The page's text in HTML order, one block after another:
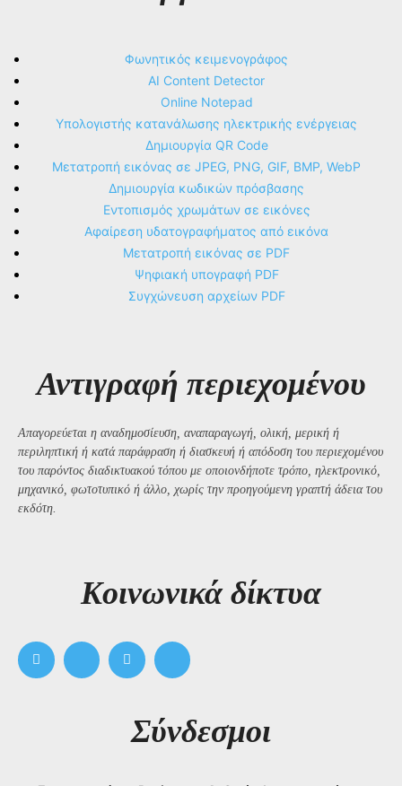
Φωνητικός κειμενογράφος
AI Content Detector
Online Notepad
Υπολογιστής κατανάλωσης ηλεκτρικής ενέργειας
Δημιουργία QR Code
Μετατροπή εικόνας σε JPEG, PNG, GIF, BMP, WebP
Δημιουργία κωδικών πρόσβασης
Εντοπισμός χρωμάτων σε εικόνες
Αφαίρεση υδατογραφήματος από εικόνα
Μετατροπή εικόνας σε PDF
Ψηφιακή υπογραφή PDF
Συγχώνευση αρχείων PDF
Αντιγραφή περιεχομένου
Απαγορεύεται η αναδημοσίευση, αναπαραγωγή, ολική, μερική ή
περιληπτική ή κατά παράφραση ή διασκευή ή απόδοση του περιεχομένου
του παρόντος διαδικτυακού τόπου με οποιονδήποτε τρόπο, ηλεκτρονικό,
μηχανικό, φωτοτυπικό ή άλλο, χωρίς την προηγούμενη γραπτή άδεια του
εκδότη.
Kοινωνικά δίκτυα
Σύνδεσμοι